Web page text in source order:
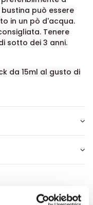
può essere
in un pò d'acqua.
Tenere
sotto dei 3 anni.
da 15ml al gusto di